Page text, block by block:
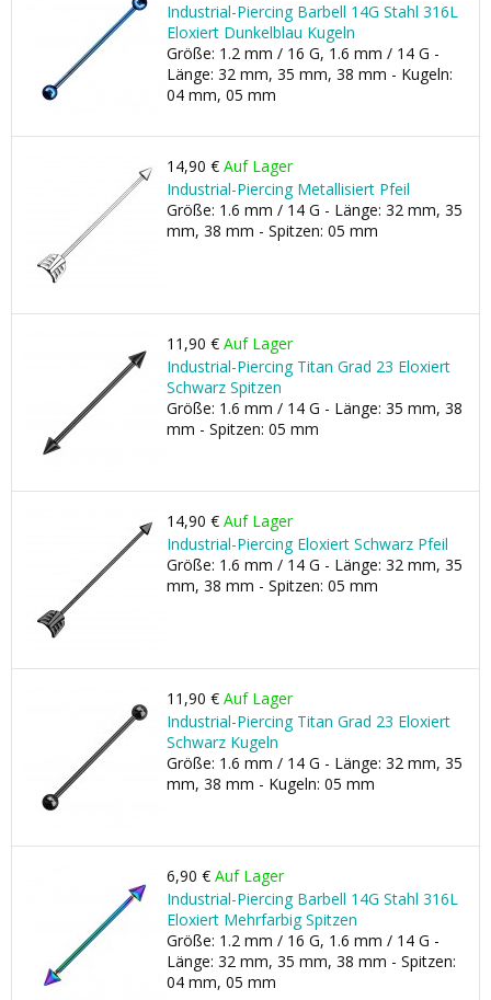
Industrial-Piercing Barbell 14G Stahl 316L
Eloxiert Dunkelblau Kugeln
Größe: 1.2 mm / 16 G, 1.6 mm / 14 G -
Länge: 32 mm, 35 mm, 38 mm - Kugeln:
04 mm, 05 mm
14,90 € Auf Lager
Industrial-Piercing Metallisiert Pfeil
Größe: 1.6 mm / 14 G - Länge: 32 mm, 35
mm, 38 mm - Spitzen: 05 mm
11,90 € Auf Lager
Industrial-Piercing Titan Grad 23 Eloxiert
Schwarz Spitzen
Größe: 1.6 mm / 14 G - Länge: 35 mm, 38
mm - Spitzen: 05 mm
14,90 € Auf Lager
Industrial-Piercing Eloxiert Schwarz Pfeil
Größe: 1.6 mm / 14 G - Länge: 32 mm, 35
mm, 38 mm - Spitzen: 05 mm
11,90 € Auf Lager
Industrial-Piercing Titan Grad 23 Eloxiert
Schwarz Kugeln
Größe: 1.6 mm / 14 G - Länge: 32 mm, 35
mm, 38 mm - Kugeln: 05 mm
6,90 € Auf Lager
Industrial-Piercing Barbell 14G Stahl 316L
Eloxiert Mehrfarbig Spitzen
Größe: 1.2 mm / 16 G, 1.6 mm / 14 G -
Länge: 32 mm, 35 mm, 38 mm - Spitzen:
04 mm, 05 mm